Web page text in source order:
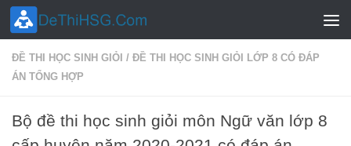
Skip to content
ĐỀ THI HỌC SINH GIỎI / ĐỀ THI HỌC SINH GIỎI LỚP 8 CÓ ĐÁP
ÁN TỔNG HỢP
Bộ đề thi học sinh giỏi môn Ngữ văn lớp 8